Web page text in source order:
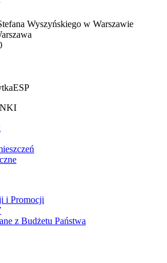
Wyszyńskiego w Warszawie
i Promocji
z Budżetu Państwa